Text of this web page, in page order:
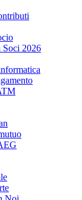
Soci 2026